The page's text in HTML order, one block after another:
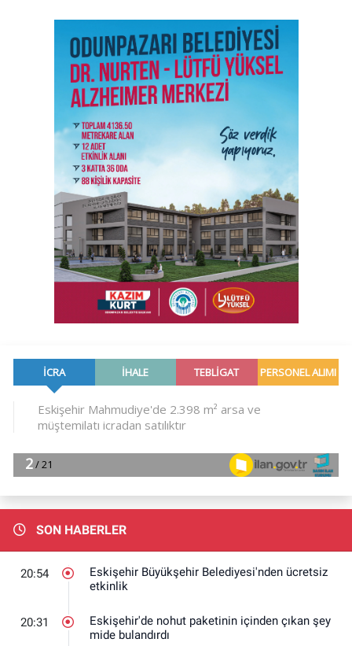
SON HABERLER
20:54
Eskişehir Büyükşehir Belediyesi'nden ücretsiz
etkinlik
20:31
Eskişehir'de nohut paketinin içinden çıkan şey
mide bulandırdı